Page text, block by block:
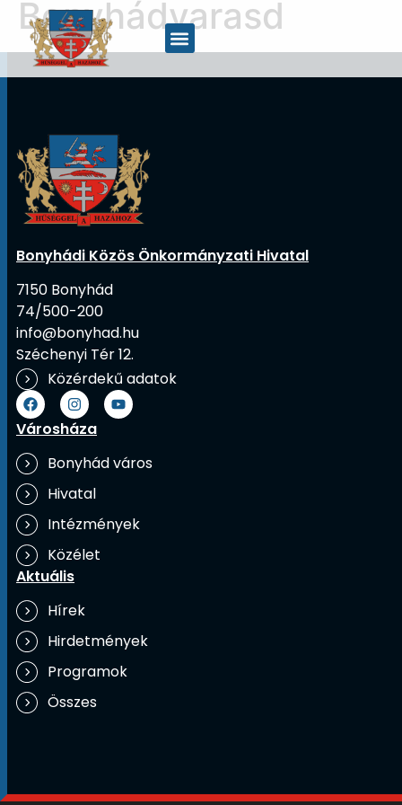
Bonyhádvarasd
Bonyhádi Közös Önkormányzati Hivatal
7150 Bonyhád
74/500-200
info@bonyhad.hu
Széchenyi Tér 12.
Közérdekű adatok
Városháza
Bonyhád város
Hivatal
Intézmények
Közélet
Aktuális
Hírek
Hirdetmények
Programok
Összes